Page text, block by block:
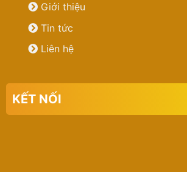
Giới thiệu
Tin tức
Liên hệ
KẾT NỐI